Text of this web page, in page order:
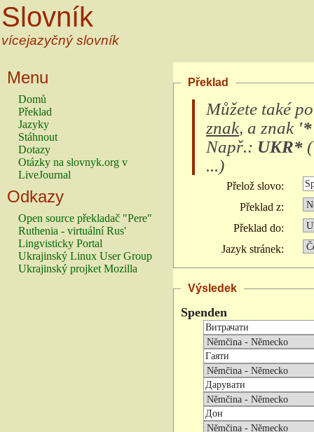
Slovník
vícejazyčný slovník
Menu
Domů
Překlad
Jazyky
Stáhnout
Dotazy
Otázky na slovnyk.org v
LiveJournal
Odkazy
Open source překladač "Pere"
Ruthenia - virtuální Rus'
Lingvisticky Portal
Ukrajinský Linux User Group
Ukrajinský projket Mozilla
Překlad
Můžete také
znak, a znak
Např.: UKR* (
...)
Přelož slovo:
Překlad z:
Překlad do:
Jazyk stránek:
Výsledek
Spenden